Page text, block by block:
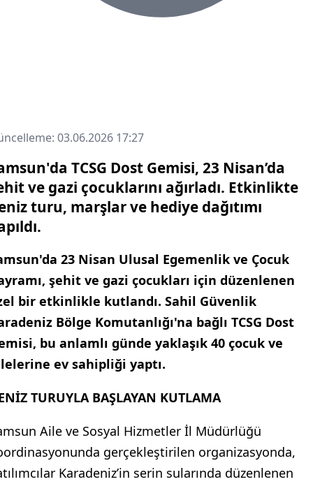
03.06.2026 17:27
TCSG Dost Gemisi, 23 Nisan’da
ve gazi çocuklarını ağırladı. Etkinlikte
turu, marşlar ve hediye dağıtımı
23 Nisan Ulusal Egemenlik ve Çocuk
şehit ve gazi çocukları için düzenlenen
bir etkinlikle kutlandı. Sahil Güvenlik
Bölge Komutanlığı'na bağlı TCSG Dost
bu anlamlı günde yaklaşık 40 çocuk ve
ev sahipliği yaptı.
TURUYLA BAŞLAYAN KUTLAMA
Aile ve Sosyal Hizmetler İl Müdürlüğü
gerçekleştirilen organizasyonda,
Karadeniz’in serin sularında düzenlenen